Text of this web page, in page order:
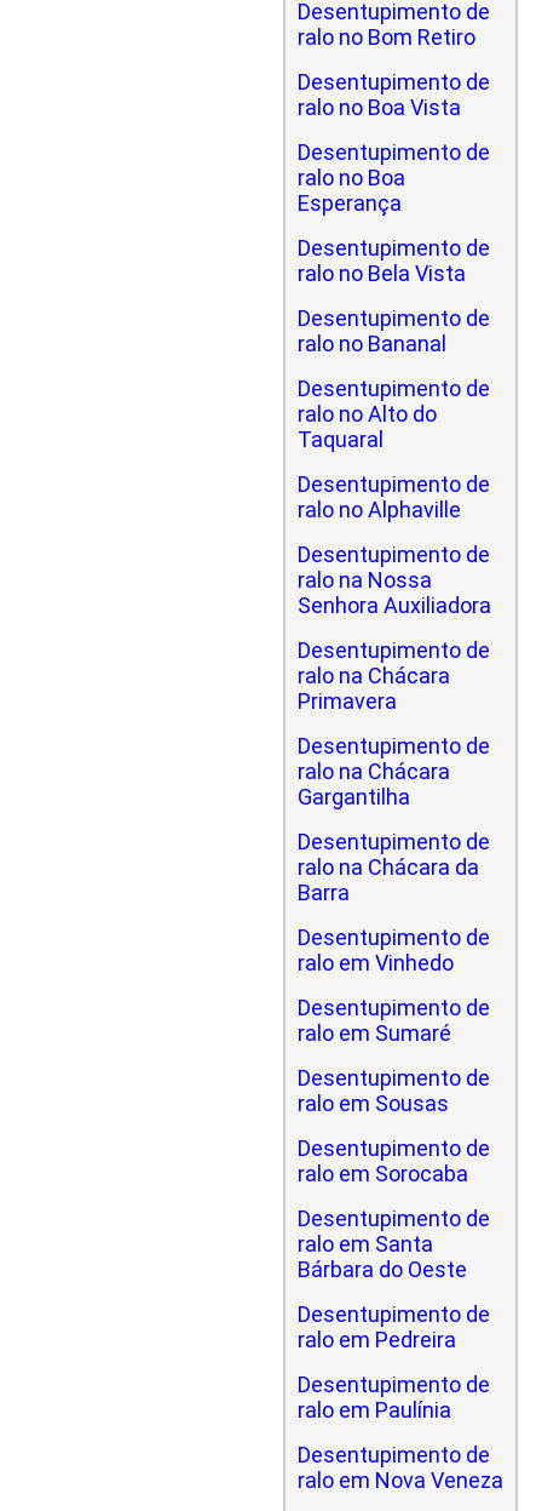
Desentupimento de
ralo no Bom Retiro
Desentupimento de
ralo no Boa Vista
Desentupimento de
ralo no Boa
Esperança
Desentupimento de
ralo no Bela Vista
Desentupimento de
ralo no Bananal
Desentupimento de
ralo no Alto do
Taquaral
Desentupimento de
ralo no Alphaville
Desentupimento de
ralo na Nossa
Senhora Auxiliadora
Desentupimento de
ralo na Chácara
Primavera
Desentupimento de
ralo na Chácara
Gargantilha
Desentupimento de
ralo na Chácara da
Barra
Desentupimento de
ralo em Vinhedo
Desentupimento de
ralo em Sumaré
Desentupimento de
ralo em Sousas
Desentupimento de
ralo em Sorocaba
Desentupimento de
ralo em Santa
Bárbara do Oeste
Desentupimento de
ralo em Pedreira
Desentupimento de
ralo em Paulínia
Desentupimento de
ralo em Nova Veneza